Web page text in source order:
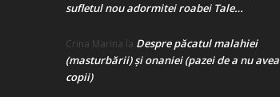
sufletul nou adormitei roabei Tale…
Crina Marina la Despre păcatul malahiei
(masturbării) şi onaniei (pazei de a nu avea
copii)